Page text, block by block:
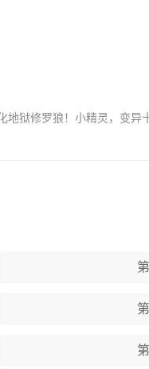
狱修罗狼！小精灵，变异